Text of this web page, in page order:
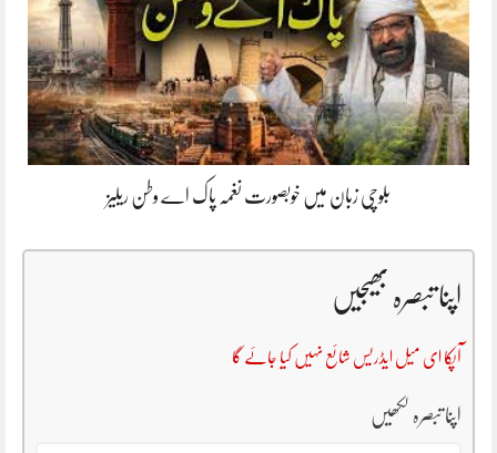
بلوچی زبان میں خوبصورت نغمہ پاک اے وطن ریلیز
اپنا تبصرہ بھیجیں
آپکا ای میل ایڈریس شائع نہیں کیا جائے گا
اپنا تبصرہ لکھیں